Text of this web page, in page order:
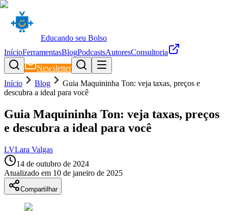
Educando seu Bolso
InícioFerramentasBlogPodcastsAutoresConsultoria
Newsletter
Início
Blog
Guia Maquininha Ton: veja taxas, preços e
descubra a ideal para você
Guia Maquininha Ton: veja taxas, preços
e descubra a ideal para você
LVLara Valgas
14 de outubro de 2024
Atualizado em 10 de janeiro de 2025
Compartilhar